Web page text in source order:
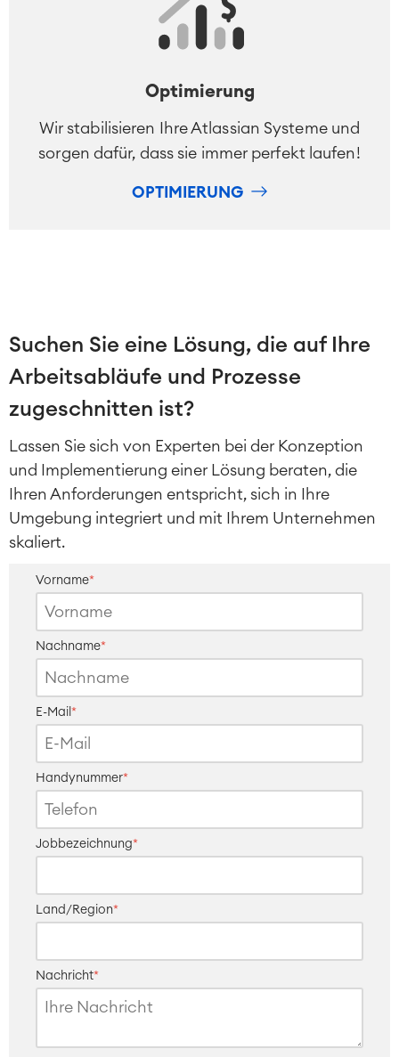
Optimierung
Wir stabilisieren Ihre Atlassian Systeme und
sorgen dafür, dass sie immer perfekt laufen!
OPTIMIERUNG
Suchen Sie eine Lösung, die auf Ihre
Arbeitsabläufe und Prozesse
zugeschnitten ist?
Lassen Sie sich von Experten bei der Konzeption
und Implementierung einer Lösung beraten, die
Ihren Anforderungen entspricht, sich in Ihre
Umgebung integriert und mit Ihrem Unternehmen
skaliert.
Vorname*
Nachname*
E-Mail *
Handynummer*
Jobbezeichnung*
Land/Region*
Nachricht*